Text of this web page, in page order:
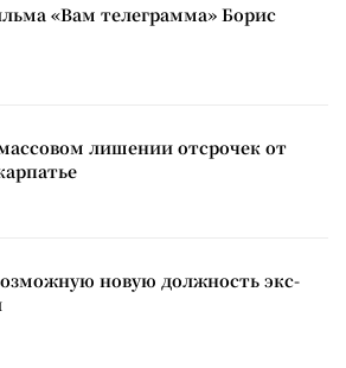
«Вам телеграмма» Борис
лишении отсрочек от
новую должность экс-